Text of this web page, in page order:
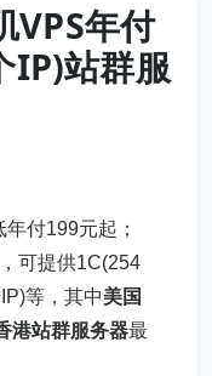
VPS年付
IP)站群服
年付199元起；
，可提供1C(254
等，其中美国
港站群服务器最